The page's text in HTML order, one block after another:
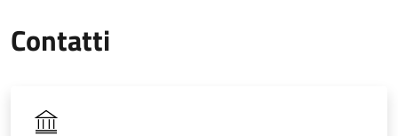
Contatti